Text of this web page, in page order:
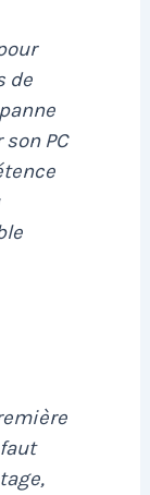
de
PC